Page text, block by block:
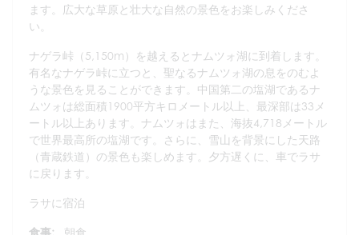
ます。広大な草原と壮大な自然の景色をお楽しみくださ
い。
ナゲラ峠（5,150m）を越えるとナムツォ湖に到着します。
有名なナゲラ峠に立つと、聖なるナムツォ湖の息をのむよ
うな景色を見ることができます。中国第二の塩湖であるナ
ムツォは総面積1900平方キロメートル以上、最深部は33メ
ートル以上あります。ナムツォはまた、海抜4,718メートル
で世界最高所の塩湖です。さらに、雪山を背景にした天路
（青蔵鉄道）の景色も楽しめます。夕方遅くに、車でラサ
に戻ります。
ラサに宿泊
食事: 朝食